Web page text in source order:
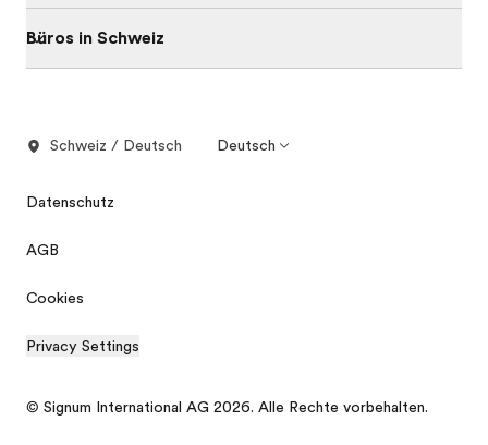
Büros in Schweiz
Schweiz / Deutsch Deutsch
Datenschutz
AGB
Cookies
Privacy Settings
© Signum International AG 2026. Alle Rechte vorbehalten.